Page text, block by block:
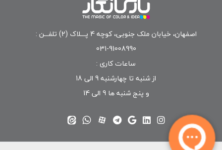
اصفهان، خیابان ملک جنوبی، کوچه 4 پـــلاک (2) تلفـــن :
91008990-031
ساعات کاری :
از شنبه تا چهارشنبه 9 الی 18
و پنج شنبه ها 9 الی 14